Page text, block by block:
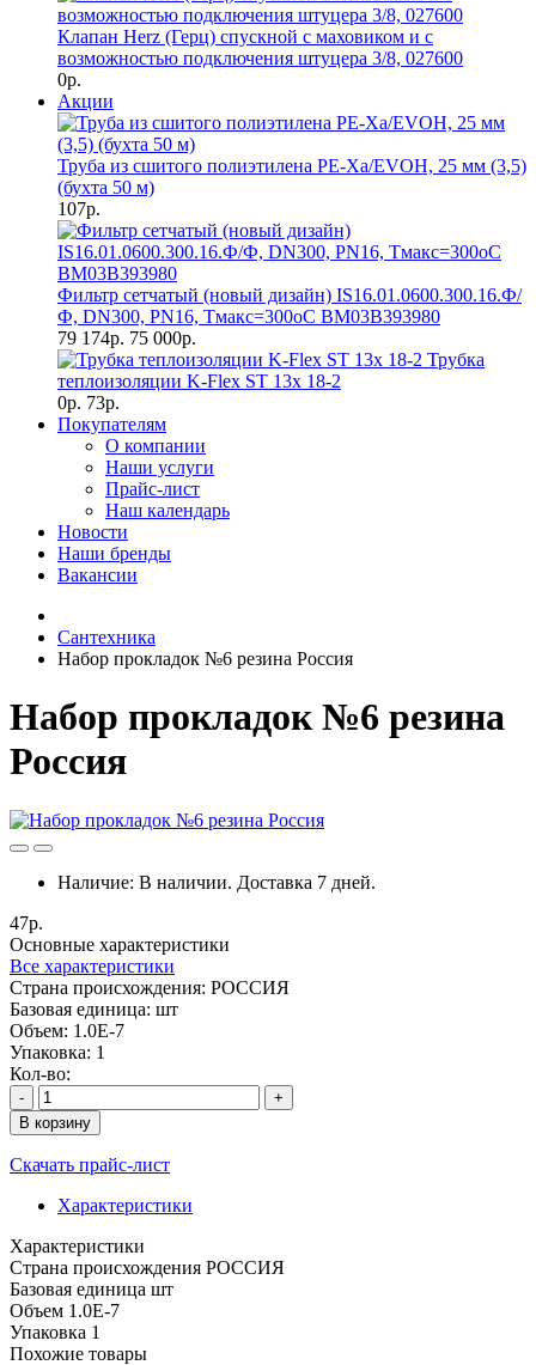
Клапан Herz (Герц) спускной с маховиком и с
возможностью подключения штуцера 3/8, 027600
0р.
Акции
Труба из сшитого полиэтилена PE-Xa/EVOH, 25 мм (3,5)
(бухта 50 м)
107р.
Фильтр сетчатый (новый дизайн) IS16.01.0600.300.16.Ф/
Ф, DN300, РN16, Тмакс=300оС BM03B393980
79 174р. 75 000р.
Трубка
теплоизоляции K-Flex ST 13х 18-2
0р. 73р.
Покупателям
О компании
Наши услуги
Прайс-лист
Наш календарь
Новости
Наши бренды
Вакансии
Сантехника
Набор прокладок №6 резина Россия
Набор прокладок №6 резина
Россия
Наличие: В наличии. Доставка 7 дней.
47р.
Основные характеристики
Все характеристики
Cтрана происхождения: РОССИЯ
Базовая единица: шт
Объем: 1.0E-7
Упаковка: 1
Кол-во:
-
+
В корзину
Скачать прайс-лист
Характеристики
Характеристики
Cтрана происхождения РОССИЯ
Базовая единица шт
Объем 1.0E-7
Упаковка 1
Похожие товары